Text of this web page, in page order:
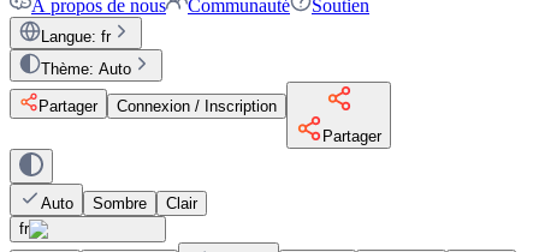
À propos de nous Communauté Soutien
Langue: fr
Thème: Auto
Partager
Connexion / Inscription
Partager
Auto Sombre
Clair
fr